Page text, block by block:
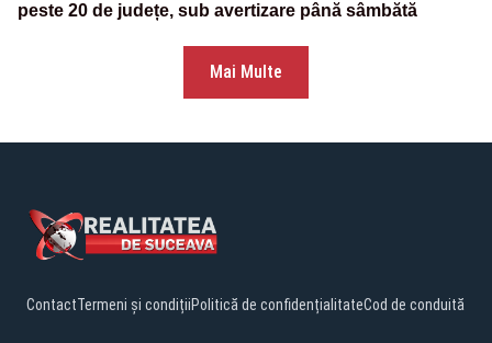
peste 20 de județe, sub avertizare până sâmbătă
Mai Multe
ContactTermeni și condițiiPolitică de confidențialitateCod de conduită